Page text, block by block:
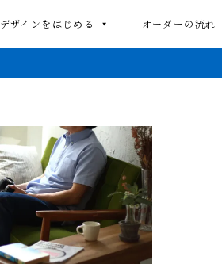
デザインをはじめる オーダーの流れ